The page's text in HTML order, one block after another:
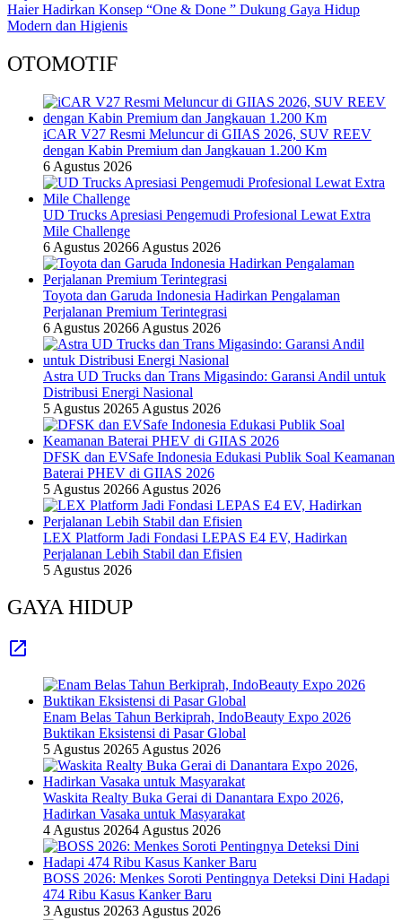
Haier Hadirkan Konsep “One & Done ” Dukung Gaya Hidup
Modern dan Higienis
OTOMOTIF
iCAR V27 Resmi Meluncur di GIIAS 2026, SUV REEV
dengan Kabin Premium dan Jangkauan 1.200 Km
6 Agustus 2026
UD Trucks Apresiasi Pengemudi Profesional Lewat Extra
Mile Challenge
6 Agustus 20266 Agustus 2026
Toyota dan Garuda Indonesia Hadirkan Pengalaman
Perjalanan Premium Terintegrasi
6 Agustus 20266 Agustus 2026
Astra UD Trucks dan Trans Migasindo: Garansi Andil untuk
Distribusi Energi Nasional
5 Agustus 20265 Agustus 2026
DFSK dan EVSafe Indonesia Edukasi Publik Soal Keamanan
Baterai PHEV di GIIAS 2026
5 Agustus 20266 Agustus 2026
LEX Platform Jadi Fondasi LEPAS E4 EV, Hadirkan
Perjalanan Lebih Stabil dan Efisien
5 Agustus 2026
GAYA HIDUP
Enam Belas Tahun Berkiprah, IndoBeauty Expo 2026
Buktikan Eksistensi di Pasar Global
5 Agustus 20265 Agustus 2026
Waskita Realty Buka Gerai di Danantara Expo 2026,
Hadirkan Vasaka untuk Masyarakat
4 Agustus 20264 Agustus 2026
BOSS 2026: Menkes Soroti Pentingnya Deteksi Dini Hadapi
474 Ribu Kasus Kanker Baru
3 Agustus 20263 Agustus 2026